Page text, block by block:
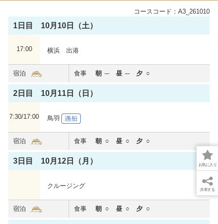
お気に入り
共有する
飛鳥Ⅲ
これぞ世界に誇る新たな日本の客船。全室バルコニー
付き、6つのダイニングなど、お一人おひとりに“最幸
2025年夏に処女航海を迎えました。
心からくつろいでいただける居住性を重視した船内で
特別な洋上体験をお届けいたします。
コースコード：A3_261010
1日目 10月10日（土）
17:00 横浜 出港
宿泊 食事 朝 昼 夕
2日目 10月11日（日）
7:30/17:00 鳥羽
宿泊 食事 朝 昼 夕
3日目 10月12日（月）
クルージング
宿泊 食事 朝 昼 夕